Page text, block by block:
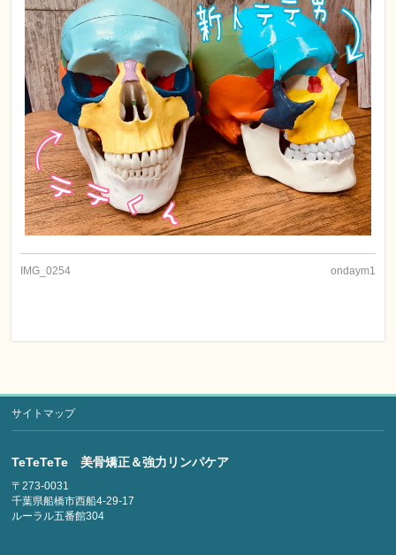
IMG_0254 ondaym1
サイトマップ
TeTeTeTe 美骨矯正＆強力リンパケア
〒273-0031
千葉県船橋市西船4-29-17
ルーラル五番館304